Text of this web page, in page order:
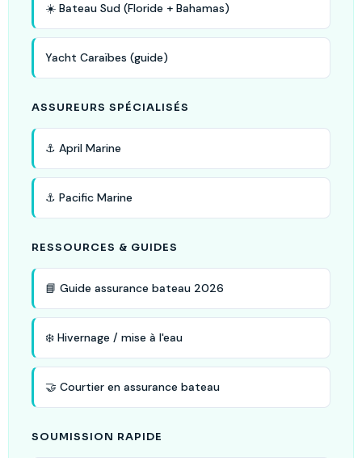
☀️ Bateau Sud (Floride + Bahamas)
Yacht Caraïbes (guide)
ASSUREURS SPÉCIALISÉS
⚓ April Marine
⚓ Pacific Marine
RESSOURCES & GUIDES
📘 Guide assurance bateau 2026
❄️ Hivernage / mise à l'eau
🤝 Courtier en assurance bateau
SOUMISSION RAPIDE